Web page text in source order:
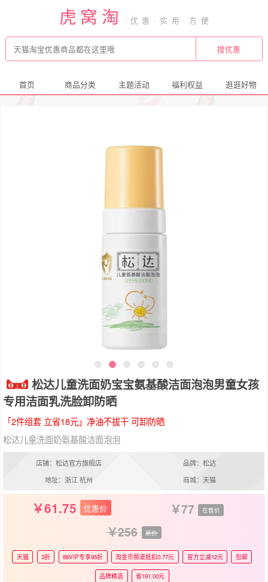
虎窝淘
首页 商品分类 主题活动 福利权益 逛逛好物
松达儿童洗面奶宝宝氨基酸洁面泡泡男童女孩
专用洁面乳洗脸卸防晒
「2件组套 立省18元」净油不拔干 可卸防晒
松达儿童洗面奶氨基酸洁面泡泡
店铺：松达官方旗舰店
品牌：松达
地址：浙江 杭州
商城：天猫
61.75 优惠价 77 在售价
256 原价
天猫 3折 88VIP专享95折 淘金币频道抵扣0.77元 官方立减12元 包邮
品牌精选 省191.00元